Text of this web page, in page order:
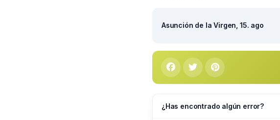
Asunción de la Virgen, 15. ago
¿Has encontrado algún error?